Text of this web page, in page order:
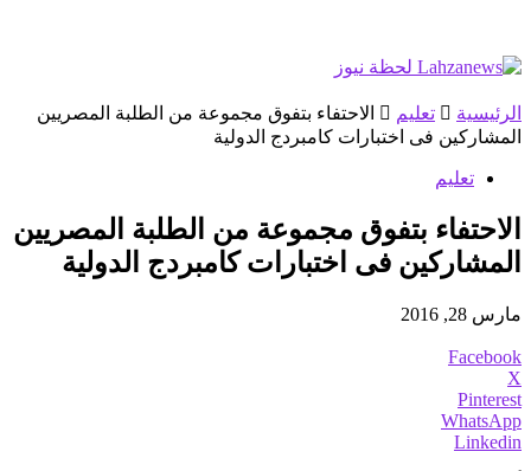
الرئيسية تعليم
الاحتفاء بتفوق مجموعة من الطلبة المصريين
المشاركين فى اختبارات كامبردج الدولية
تعليم
الاحتفاء بتفوق مجموعة من الطلبة المصريين
المشاركين فى اختبارات كامبردج الدولية
مارس 28, 2016
Facebook
X
Pinterest
WhatsApp
Linkedin